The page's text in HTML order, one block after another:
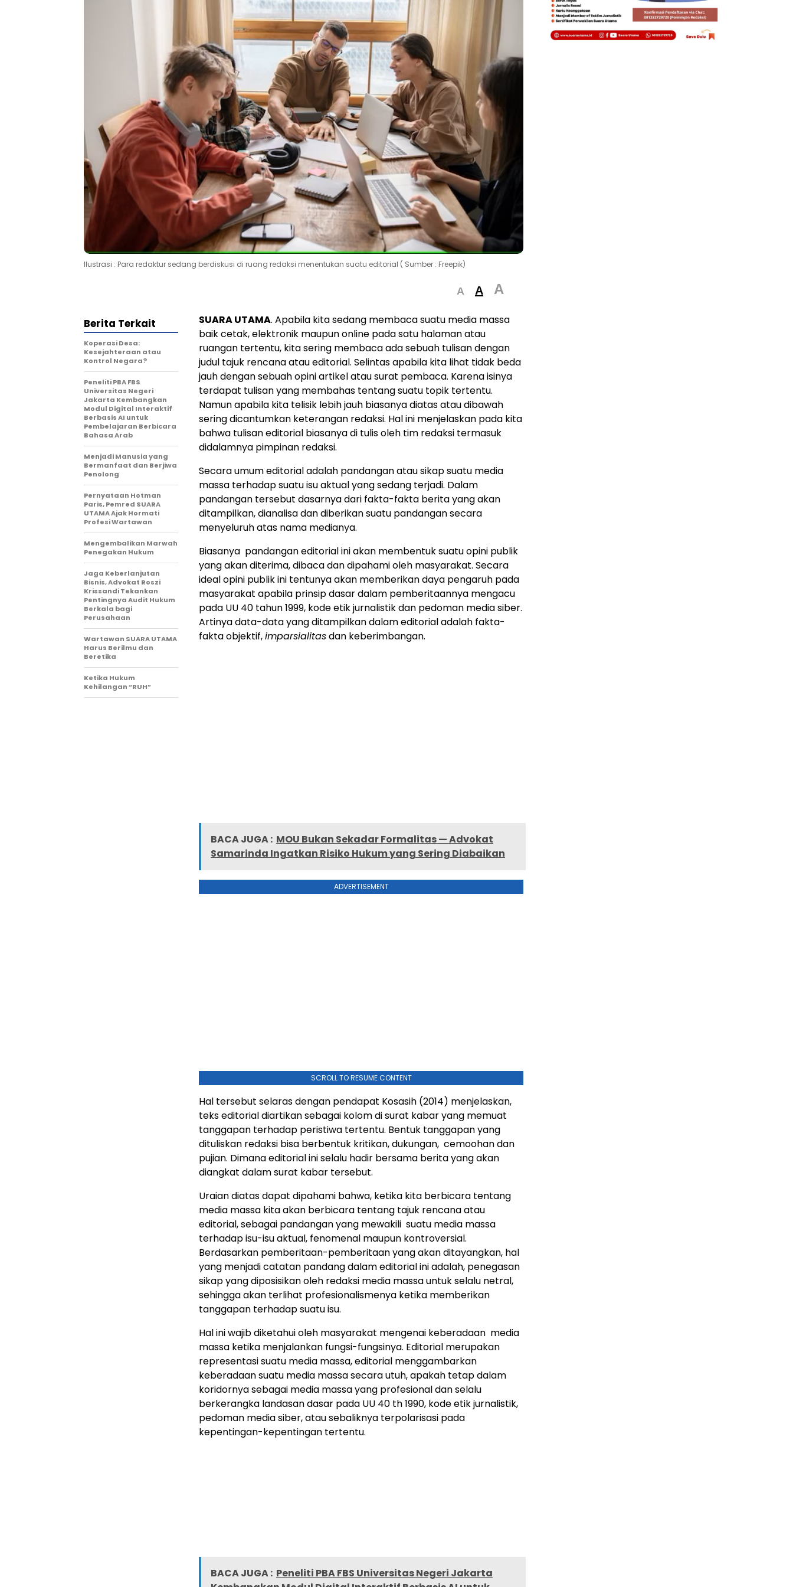
Ilustrasi : Para redaktur sedang berdiskusi di ruang redaksi menentukan suatu editorial ( Sumber : Freepik)
A A A
SUARA UTAMA. Apabila kita sedang membaca suatu media massa
baik cetak, elektronik maupun online pada satu halaman atau
ruangan tertentu, kita sering membaca ada sebuah tulisan dengan
judul tajuk rencana atau editorial. Selintas apabila kita lihat tidak beda
jauh dengan sebuah opini artikel atau surat pembaca. Karena isinya
terdapat tulisan yang membahas tentang suatu topik tertentu.
Namun apabila kita telisik lebih jauh biasanya diatas atau dibawah
sering dicantumkan keterangan redaksi. Hal ini menjelaskan pada kita
bahwa tulisan editorial biasanya di tulis oleh tim redaksi termasuk
didalamnya pimpinan redaksi.
Secara umum editorial adalah pandangan atau sikap suatu media
massa terhadap suatu isu aktual yang sedang terjadi. Dalam
pandangan tersebut dasarnya dari fakta-fakta berita yang akan
ditampilkan, dianalisa dan diberikan suatu pandangan secara
menyeluruh atas nama medianya.
Biasanya pandangan editorial ini akan membentuk suatu opini publik
yang akan diterima, dibaca dan dipahami oleh masyarakat. Secara
ideal opini publik ini tentunya akan memberikan daya pengaruh pada
masyarakat apabila prinsip dasar dalam pemberitaannya mengacu
pada UU 40 tahun 1999, kode etik jurnalistik dan pedoman media siber.
Artinya data-data yang ditampilkan dalam editorial adalah fakta-
fakta objektif,imparsialitasdan keberimbangan.
BACA JUGA : MOU Bukan Sekadar Formalitas — Advokat
Samarinda Ingatkan Risiko Hukum yang Sering Diabaikan
ADVERTISEMENT
SCROLL TO RESUME CONTENT
Hal tersebut selaras dengan pendapat Kosasih (2014) menjelaskan,
teks editorial diartikan sebagai kolom di surat kabar yang memuat
tanggapan terhadap peristiwa tertentu. Bentuk tanggapan yang
dituliskan redaksi bisa berbentuk kritikan, dukungan, cemoohan dan
pujian. Dimana editorial ini selalu hadir bersama berita yang akan
diangkat dalam surat kabar tersebut.
Uraian diatas dapat dipahami bahwa, ketika kita berbicara tentang
media massa kita akan berbicara tentang tajuk rencana atau
editorial, sebagai pandangan yang mewakili suatu media massa
terhadap isu-isu aktual, fenomenal maupun kontroversial.
Berdasarkan pemberitaan-pemberitaan yang akan ditayangkan, hal
yang menjadi catatan pandang dalam editorial ini adalah, penegasan
sikap yang diposisikan oleh redaksi media massa untuk selalu netral,
sehingga akan terlihat profesionalismenya ketika memberikan
tanggapan terhadap suatu isu.
Hal ini wajib diketahui oleh masyarakat mengenai keberadaan media
massa ketika menjalankan fungsi-fungsinya. Editorial merupakan
representasi suatu media massa, editorial menggambarkan
keberadaan suatu media massa secara utuh, apakah tetap dalam
koridornya sebagai media massa yang profesional dan selalu
berkerangka landasan dasar pada UU 40 th 1990, kode etik jurnalistik,
pedoman media siber, atau sebaliknya terpolarisasi pada
kepentingan-kepentingan tertentu.
BACA JUGA : Peneliti PBA FBS Universitas Negeri Jakarta
Berita Terkait
Koperasi Desa:
Kesejahteraan atau
Kontrol Negara?
Peneliti PBA FBS
Universitas Negeri
Jakarta Kembangkan
Modul Digital Interaktif
Berbasis AI untuk
Pembelajaran Berbicara
Bahasa Arab
Menjadi Manusia yang
Bermanfaat dan Berjiwa
Penolong
Pernyataan Hotman
Paris, Pemred SUARA
UTAMA Ajak Hormati
Profesi Wartawan
Mengembalikan Marwah
Penegakan Hukum
Jaga Keberlanjutan
Bisnis, Advokat Roszi
Krissandi Tekankan
Pentingnya Audit Hukum
Berkala bagi
Perusahaan
Wartawan SUARA UTAMA
Harus Berilmu dan
Beretika
Ketika Hukum
Kehilangan “RUH”